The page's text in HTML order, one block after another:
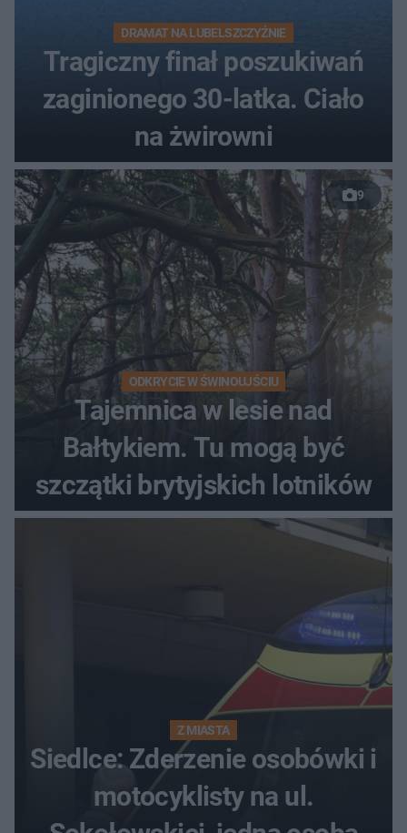
DRAMAT NA LUBELSZCZYŹNIE
Tragiczny finał poszukiwań
zaginionego 30-latka. Ciało
na żwirowni
9
ODKRYCIE W ŚWINOUJŚCIU
Tajemnica w lesie nad
Bałtykiem. Tu mogą być
szczątki brytyjskich lotników
Z MIASTA
Siedlce: Zderzenie osobówki i
motocyklisty na ul.